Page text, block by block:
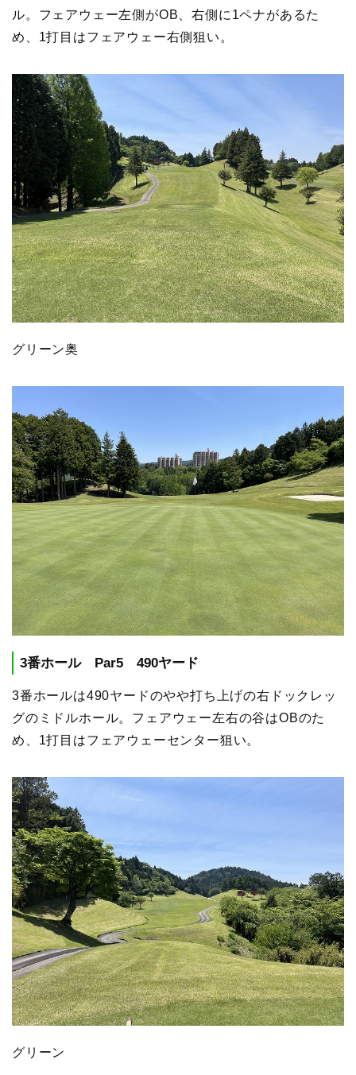
ル。フェアウェー左側がOB、右側に1ペナがあるた
め、1打目はフェアウェー右側狙い。
グリーン奥
3番ホール Par5 490ヤード
3番ホールは490ヤードのやや打ち上げの右ドックレッ
グのミドルホール。フェアウェー左右の谷はOBのた
め、1打目はフェアウェーセンター狙い。
グリーン